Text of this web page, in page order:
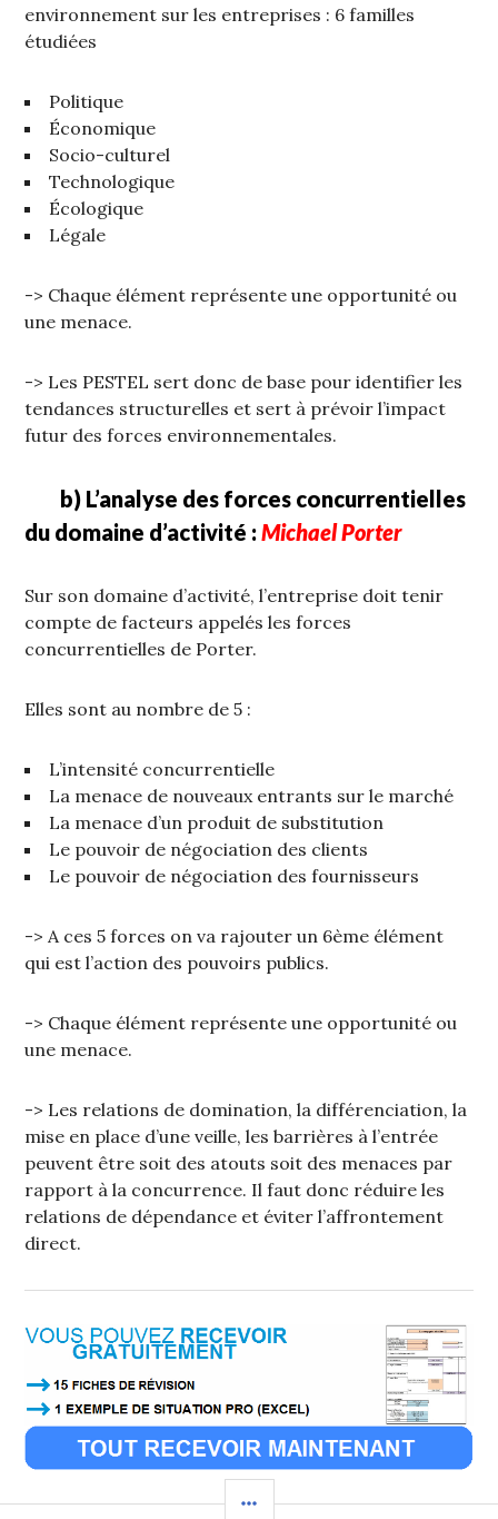
environnement sur les entreprises : 6 familles
étudiées
Politique
Économique
Socio-culturel
Technologique
Écologique
Légale
-> Chaque élément représente une opportunité ou
une menace.
-> Les PESTEL sert donc de base pour identifier les
tendances structurelles et sert à prévoir l’impact
futur des forces environnementales.
b) L’analyse des forces concurrentielles
du domaine d’activité :Michael Porter
Sur son domaine d’activité, l’entreprise doit tenir
compte de facteurs appelés les forces
concurrentielles de Porter.
Elles sont au nombre de 5 :
L’intensité concurrentielle
La menace de nouveaux entrants sur le marché
La menace d’un produit de substitution
Le pouvoir de négociation des clients
Le pouvoir de négociation des fournisseurs
-> A ces 5 forces on va rajouter un 6ème élément
qui est l’action des pouvoirs publics.
-> Chaque élément représente une opportunité ou
une menace.
-> Les relations de domination, la différenciation, la
mise en place d’une veille, les barrières à l’entrée
peuvent être soit des atouts soit des menaces par
rapport à la concurrence. Il faut donc réduire les
relations de dépendance et éviter l’affrontement
direct.